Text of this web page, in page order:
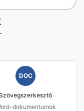
DOC
dokumentumok